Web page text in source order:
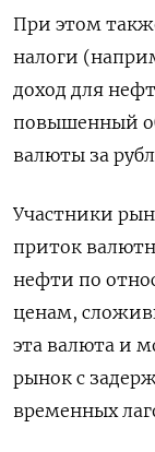
При этом
налоги
доход для
повышенный
валюты за
Участники
приток
нефти по
ценам,
эта валюта и
рынок с
временных